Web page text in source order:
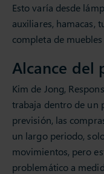
Esto varía desde
auxiliares, hamacas,
completa de
Alcance del
Kim de Jong,
trabaja dentro de un
previsión, las
un largo periodo,
movimientos, pero
problemático a